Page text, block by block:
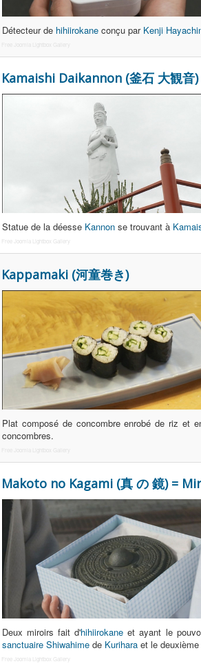
Détecteur de hihiirokane conçu par Kenji
Kamaishi Daikannon (釜石 大観音)
Statue de la déesse Kannon se trouvant à
Free Joomla Lightbox Gallery
Kappamaki (河童巻き)
Plat composé de concombre enrobé de riz et
concombres.
Makoto no Kagami (真 の 鏡) =
Deux miroirs fait d'hihiirokane et ayant le
sanctuaire Shiwahime de Kurihara et le
Free Joomla Lightbox Gallery